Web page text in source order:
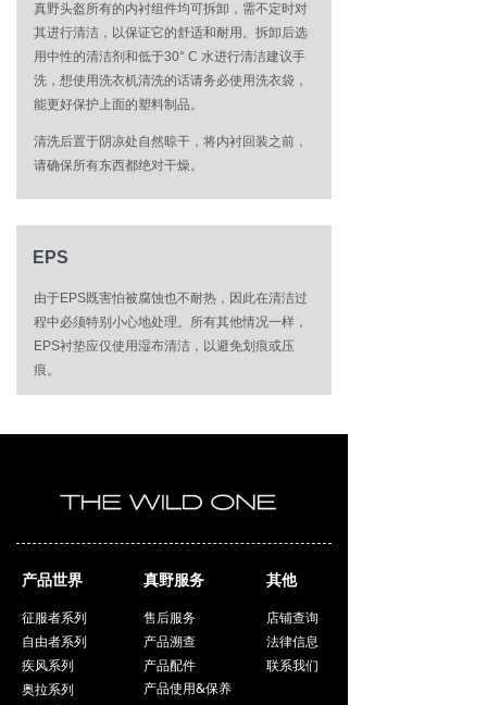
真野头盔所有的内衬组件均可拆卸，需不定时对
其进行清洁，以保证它的舒适和耐用。拆卸后选
用中性的清洁剂和低于30° C 水进行清洁建议手
洗，想使用洗衣机清洗的话请务必使用洗衣袋，
能更好保护上面的塑料制品。
清洗后置于阴凉处自然晾干，将内衬回装之前，
请确保所有东西都绝对干燥。
由于EPS既害怕被腐蚀也不耐热，因此在清洁过
程中必须特别小心地处理。所有其他情况一样，
EPS衬垫应仅使用湿布清洁，以避免划痕或压
痕。
EPS
产品世界
征服者系列
自由者系列
疾风系列
奥拉系列
真野服务
售后服务
产品溯查
产品配件
产品使用&保养
其他
店铺查询
法律信息
联系我们